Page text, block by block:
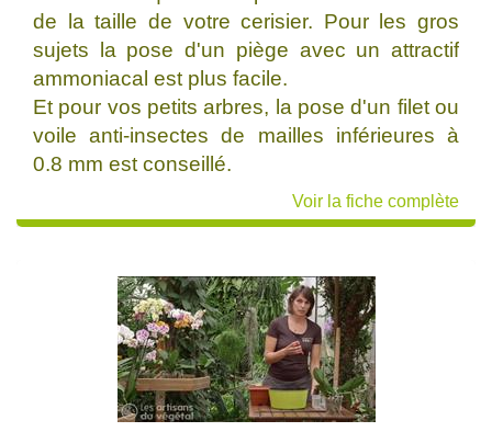
de la taille de votre cerisier. Pour les gros
sujets la pose d'un piège avec un attractif
ammoniacal est plus facile.
Et pour vos petits arbres, la pose d'un filet ou
voile anti-insectes de mailles inférieures à
0.8 mm est conseillé.
Voir la fiche complète